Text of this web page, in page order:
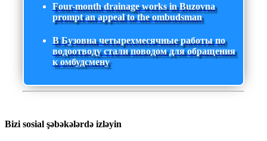
Four-month drainage works in Buzovna
prompt an appeal to the ombudsman
В Бузовна четырехмесячные работы по
водоотводу стали поводом для обращения
к омбудсмену
Bizi sosial şəbəkələrdə izləyin